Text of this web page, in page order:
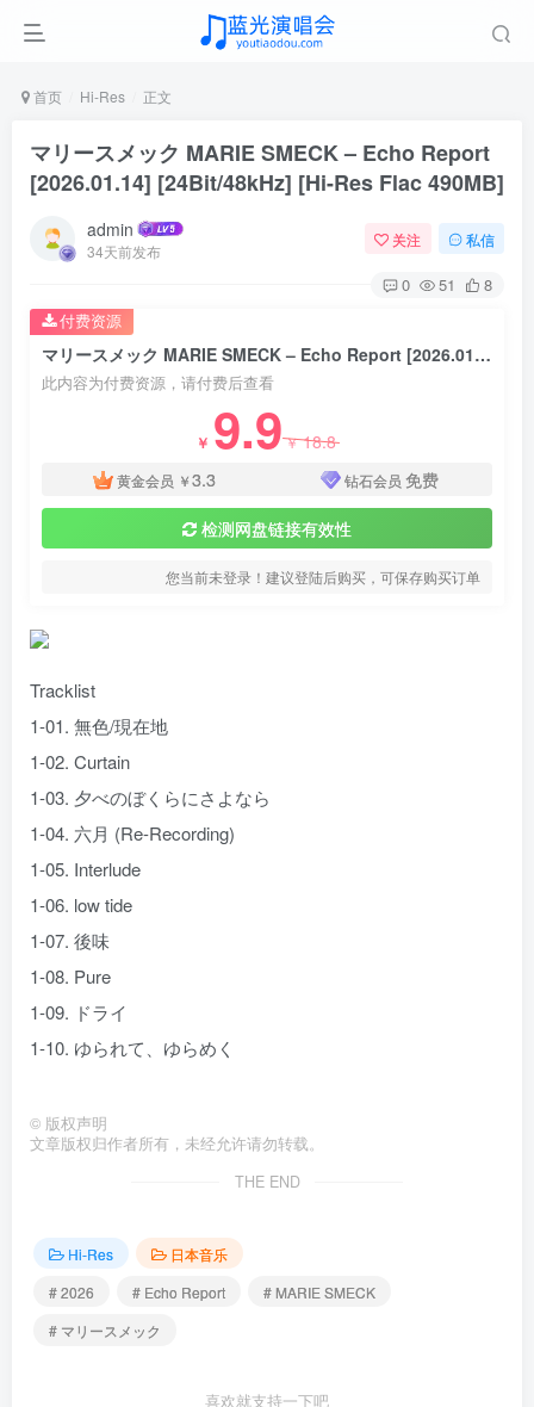
首页 Hi-Res 正文
マリースメック MARIE SMECK – Echo Report
[2026.01.14] [24Bit/48kHz] [Hi-Res Flac 490MB]
admin
34天前发布
关注 私信
0 51 8
マリースメック MARIE SMECK – Echo Report [2026.01.14] [24Bit/48kHz] [Hi-Res Flac 490MB]
此内容为付费资源，请付费后查看
￥ 9.9￥18.8
黄金会员 ￥3.3 钻石会员 免费
检测网盘链接有效性
您当前未登录！建议登陆后购买，可保存购买订单
付费资源
Tracklist
1-01. 無色/現在地
1-02. Curtain
1-03. 夕べのぼくらにさよなら
1-04. 六月 (Re-Recording)
1-05. Interlude
1-06. low tide
1-07. 後味
1-08. Pure
1-09. ドライ
1-10. ゆられて、ゆらめく
© 版权声明
文章版权归作者所有，未经允许请勿转载。
THE END
Hi-Res
日本音乐
# 2026
# Echo Report
# MARIE SMECK
# マリースメック
喜欢就支持一下吧